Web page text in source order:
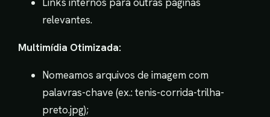
relevantes.
Multimídia Otimizada:
Nomeamos arquivos de imagem com
palavras-chave (ex.: tenis-corrida-trilha-
preto.jpg);